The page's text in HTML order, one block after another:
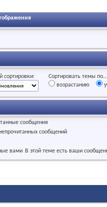
сортировки:
Сортировать темы по...
возрастанию
сообщения
сообщений
В этой теме есть ваши